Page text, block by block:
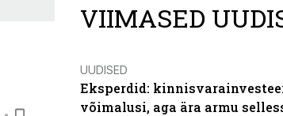
VIIMASED
UUDISED
Eksperdid:
võimalusi, aga ära armu